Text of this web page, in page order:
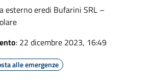
esterno eredi Bufarini SRL –
: 22 dicembre 2023, 16:49
alle emergenze